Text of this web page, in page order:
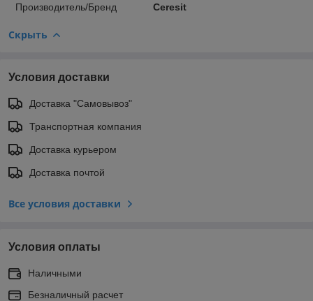
Производитель/Бренд Ceresit
Скрыть
Условия доставки
Доставка "Самовывоз"
Транспортная компания
Доставка курьером
Доставка почтой
Все условия доставки
Условия оплаты
Наличными
Безналичный расчет